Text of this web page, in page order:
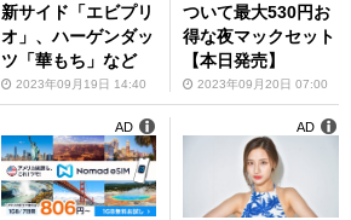
新サイド「エビプリ
オ」、ハーゲンダッ
ツ「華もち」など
2023年09月19日 14:40
ついて最大530円お
得な夜マックセット
【本日発売】
2023年09月20日 07:00
AD AD